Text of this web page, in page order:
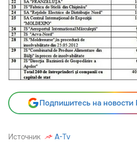
Подпишитесь на новости
Источник A-Tv